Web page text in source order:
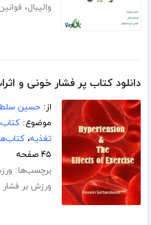
والیبال،
دانلود کتاب پر فشار خونی و
از:حسین
موضوع:
تغذیه،
۴۵ صفحه
برچسب‌ها:
ورزش بر